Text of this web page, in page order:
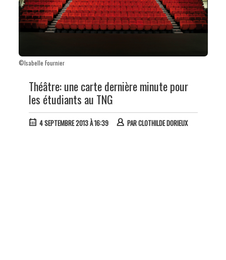
©Isabelle Fournier
Théâtre: une carte dernière minute pour
les étudiants au TNG
4 SEPTEMBRE 2013 À 16:39 PARCLOTHILDE DORIEUX